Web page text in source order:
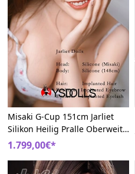
Misaki G-Cup 151cm Jarliet
Silikon Heilig Pralle Oberweite
Sexpuppen
1.799,00€*